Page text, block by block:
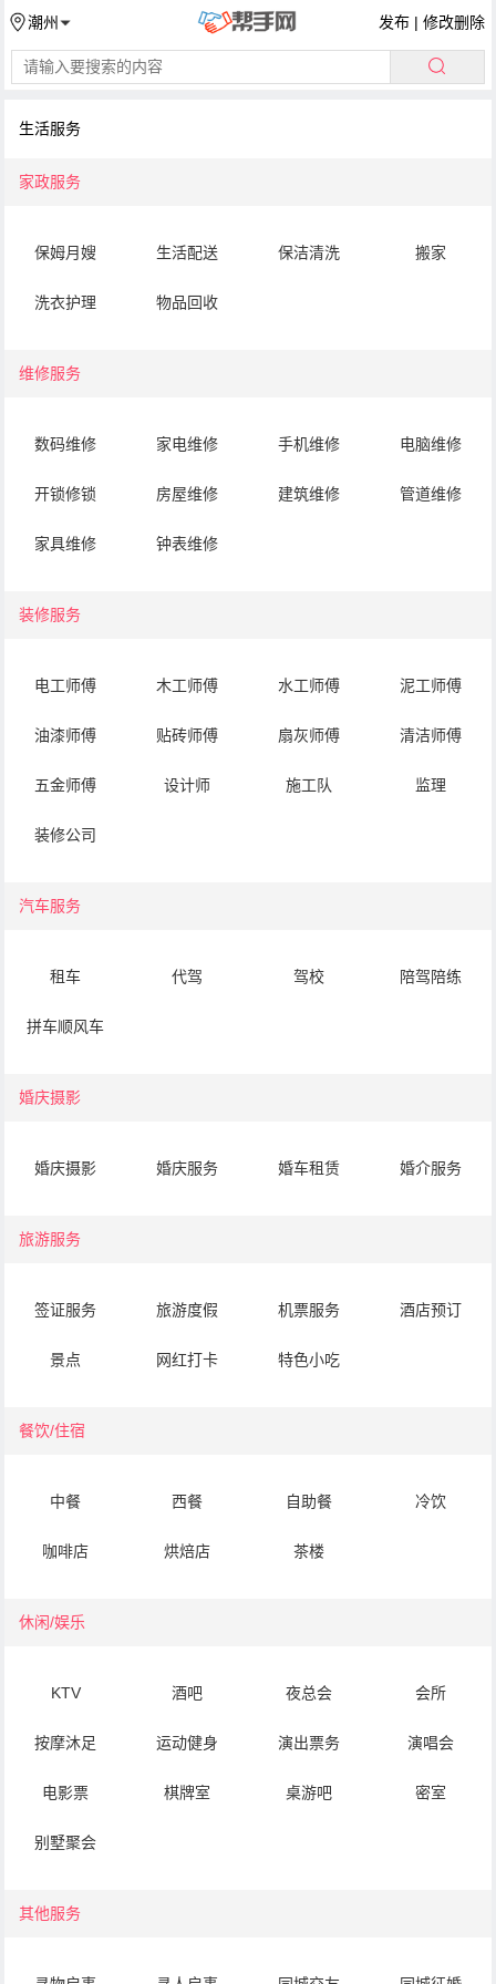
潮州 发布 |修改删除
生活服务
家政服务
保姆月嫂 生活配送 保洁清洗 搬家
洗衣护理 物品回收
维修服务
数码维修 家电维修 手机维修 电脑维修
开锁修锁 房屋维修 建筑维修 管道维修
家具维修 钟表维修
装修服务
电工师傅 木工师傅 水工师傅 泥工师傅
油漆师傅 贴砖师傅 扇灰师傅 清洁师傅
五金师傅 设计师 施工队 监理
装修公司
汽车服务
租车 代驾 驾校 陪驾陪练
拼车顺风车
婚庆摄影
婚庆摄影 婚庆服务 婚车租赁 婚介服务
旅游服务
签证服务 旅游度假 机票服务 酒店预订
景点 网红打卡 特色小吃
餐饮/住宿
中餐 西餐 自助餐 冷饮
咖啡店 烘焙店 茶楼
休闲/娱乐
KTV 酒吧 夜总会 会所
按摩沐足 运动健身 演出票务 演唱会
电影票 棋牌室 桌游吧 密室
别墅聚会
其他服务